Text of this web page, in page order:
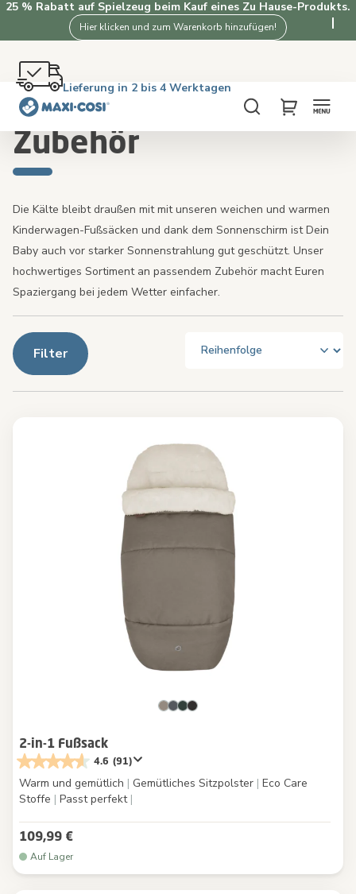
25 % Rabatt auf Spielzeug beim Kauf eines Zu Hause-Produkts.
Hier klicken und zum Warenkorb hinzufügen!
Kostenloser Versand ab €50. Jetzt kaufen!
4.3★ von 3.5K+ Kunden, die Maxi-Cosi lieben
Lieferung in 2 bis 4 Werktagen
Kostenlose Retoure innerhalb von 100 Tagen
Suche My Cart
Startseite Kinderwagen
Zubehör
Die Kälte bleibt draußen mit mit unseren weichen und warmen
Kinderwagen-Fußsäcken und dank dem Sonnenschirm ist Dein
Baby auch vor starker Sonnenstrahlung gut geschützt. Unser
hochwertiges Sortiment an passendem Zubehör macht Euren
Spaziergang bei jedem Wetter einfacher.
Filter
2-in-1 Fußsack
4.6 (91)
Warm und gemütlich | Gemütliches Sitzpolster | Eco Care
Stoffe | Passt perfekt |
109,99 €
Auf Lager